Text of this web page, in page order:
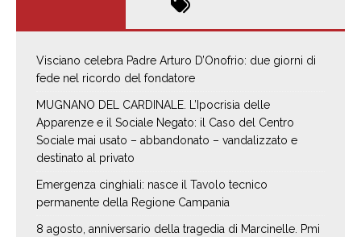
Visciano celebra Padre Arturo D’Onofrio: due giorni di
fede nel ricordo del fondatore
MUGNANO DEL CARDINALE. L’Ipocrisia delle
Apparenze e il Sociale Negato: il Caso del Centro
Sociale mai usato – abbandonato – vandalizzato e
destinato al privato
Emergenza cinghiali: nasce il Tavolo tecnico
permanente della Regione Campania
8 agosto, anniversario della tragedia di Marcinelle. Pmi